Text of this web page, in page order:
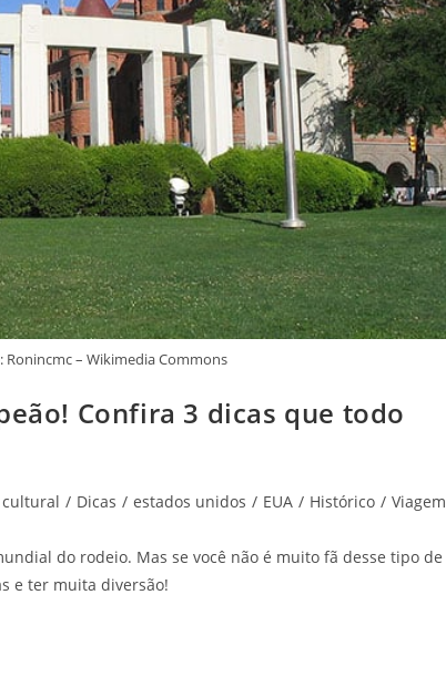
Ronincmc – Wikimedia Commons
Confira 3 dicas que todo
cultural / Dicas / estados unidos / EUA / Histórico / Viagem
do rodeio. Mas se você não é muito fã desse tipo de
e ter muita diversão!